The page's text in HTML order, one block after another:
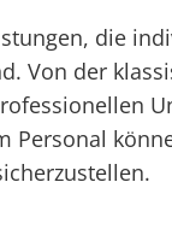
die
Von der